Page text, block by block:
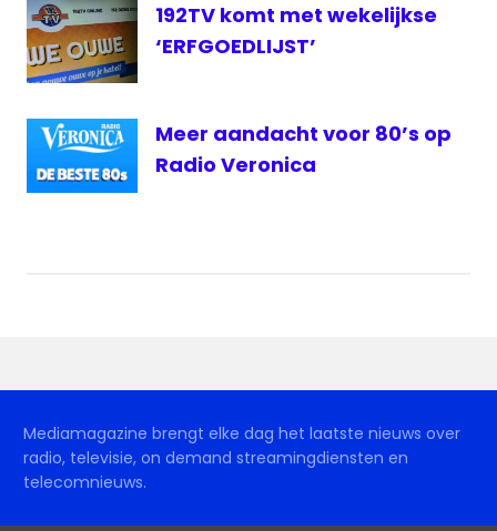
192TV komt met wekelijkse
‘ERFGOEDLIJST’
Meer aandacht voor 80’s op
Radio Veronica
Mediamagazine brengt elke dag het laatste nieuws over
radio, televisie, on demand streamingdiensten en
telecomnieuws.